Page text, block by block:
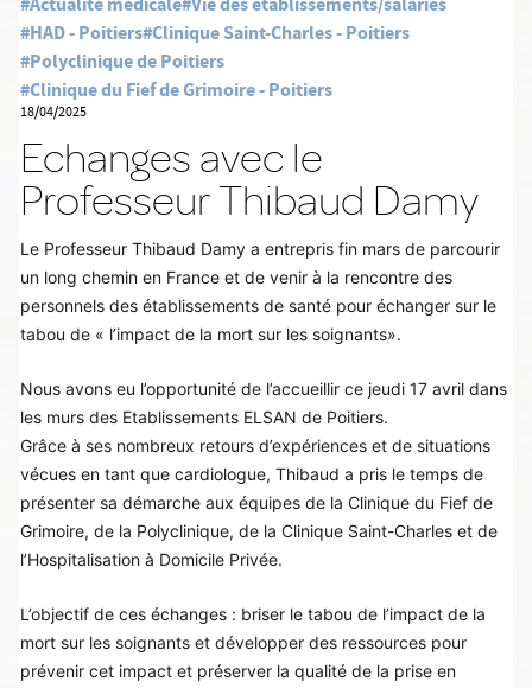
#HAD - Poitiers#Clinique Saint-Charles - Poitiers
#Polyclinique de Poitiers
#Clinique du Fief de Grimoire - Poitiers
18/04/2025
Echanges avec le
Professeur Thibaud Damy
Le Professeur Thibaud Damy a entrepris fin mars de parcourir
un long chemin en France et de venir à la rencontre des
personnels des établissements de santé pour échanger sur le
tabou de « l’impact de la mort sur les soignants».
Nous avons eu l’opportunité de l’accueillir ce jeudi 17 avril dans
les murs des Etablissements ELSAN de Poitiers.
Grâce à ses nombreux retours d’expériences et de situations
vécues en tant que cardiologue, Thibaud a pris le temps de
présenter sa démarche aux équipes de la Clinique du Fief de
Grimoire, de la Polyclinique, de la Clinique Saint-Charles et de
l’Hospitalisation à Domicile Privée.
L’objectif de ces échanges : briser le tabou de l’impact de la
mort sur les soignants et développer des ressources pour
prévenir cet impact et préserver la qualité de la prise en